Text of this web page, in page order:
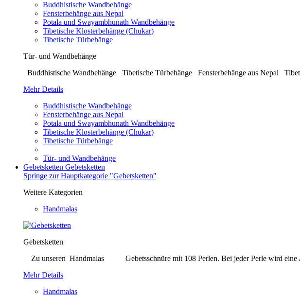
Buddhistische Wandbehänge
Fensterbehänge aus Nepal
Potala und Swayambhunath Wandbehänge
Tibetische Klosterbehänge (Chukar)
Tibetische Türbehänge
Tür- und Wandbehänge
Buddhistische Wandbehänge Tibetische Türbehänge Fensterbehänge aus Nepal
Mehr Details
Buddhistische Wandbehänge
Fensterbehänge aus Nepal
Potala und Swayambhunath Wandbehänge
Tibetische Klosterbehänge (Chukar)
Tibetische Türbehänge
Tür- und Wandbehänge
Gebetsketten Gebetsketten
Springe zur Hauptkategorie "Gebetsketten"
Weitere Kategorien
Handmalas
Gebetsketten
Zu unseren Handmalas Gebetsschnüre mit 108 Perlen. Bei jeder Perle wird eine
Mehr Details
Handmalas